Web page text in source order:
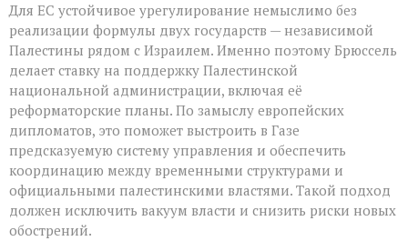
Для ЕС устойчивое урегулирование немыслимо без
реализации формулы двух государств — независимой
Палестины рядом с Израилем. Именно поэтому Брюссель
делает ставку на поддержку Палестинской
национальной администрации, включая её
реформаторские планы. По замыслу европейских
дипломатов, это поможет выстроить в Газе
предсказуемую систему управления и обеспечить
координацию между временными структурами и
официальными палестинскими властями. Такой подход
должен исключить вакуум власти и снизить риски новых
обострений.